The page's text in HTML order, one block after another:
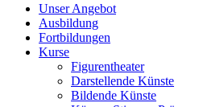
Unser Angebot
Ausbildung
Fortbildungen
Kurse
Figurentheater
Darstellende Künste
Bildende Künste